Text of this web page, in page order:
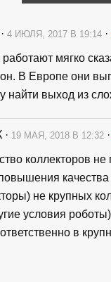
· 4 ИЮЛЯ, 2017 В 19:14 ·
мягко
В Европе они
найти выход из
· 19 МАЯ, 2018 В 12:32 ·
коллекторов
повышения
не крупных
условия
в